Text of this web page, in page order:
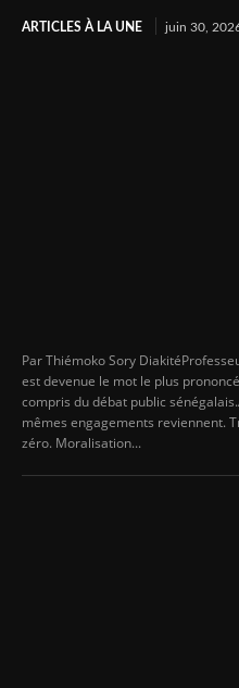
ARTICLES À LA UNE juin 30,
Par Thiémoko Sory
est devenue le mot le plus
compris du débat public
mêmes engagements reviennent.
zéro. Moralisation...